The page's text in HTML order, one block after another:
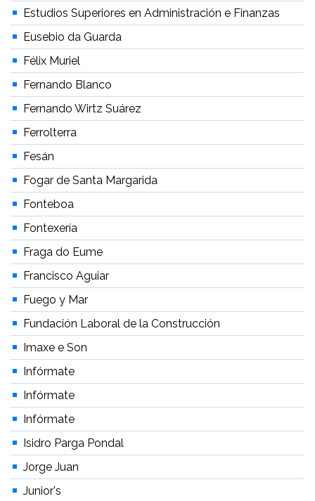
Estudios Superiores en Administración e Finanzas
Eusebio da Guarda
Félix Muriel
Fernando Blanco
Fernando Wirtz Suárez
Ferrolterra
Fesán
Fogar de Santa Margarida
Fonteboa
Fontexería
Fraga do Eume
Francisco Aguiar
Fuego y Mar
Fundación Laboral de la Construcción
Imaxe e Son
Infórmate
Infórmate
Infórmate
Isidro Parga Pondal
Jorge Juan
Junior's